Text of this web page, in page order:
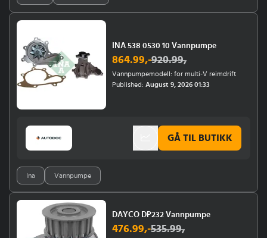
INA 538 0530 10 Vannpumpe
864.99,-920.99,
Vannpumpemodell: for multi-V reimdrift
Published: August 9, 2026 01:33
Ina Vannpumpe
GÅ TIL BUTIKK
DAYCO DP232 Vannpumpe
476.99,-535.99,